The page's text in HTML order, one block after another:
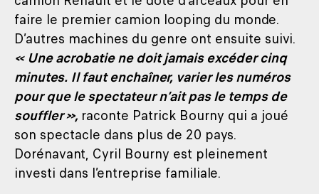
faire le premier camion looping du monde.
D’autres machines du genre ont ensuite suivi.
« Une acrobatie ne doit jamais excéder cinq
minutes. Il faut enchaîner, varier les numéros
pour que le spectateur n’ait pas le temps de
souffler », raconte Patrick Bourny qui a joué
son spectacle dans plus de 20 pays.
Dorénavant, Cyril Bourny est pleinement
investi dans l’entreprise familiale.